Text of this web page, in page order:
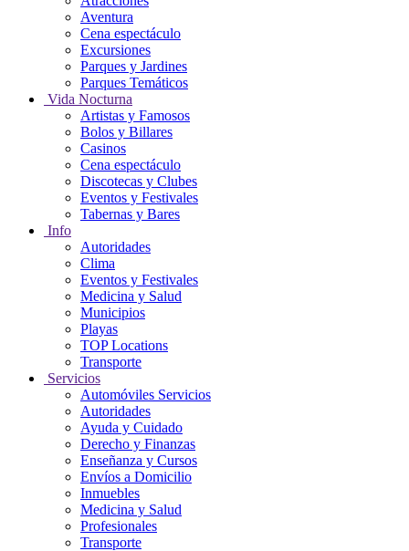
Aventura
Cena espectáculo
Excursiones
Parques y Jardines
Parques Temáticos
Vida Nocturna
Artistas y Famosos
Bolos y Billares
Casinos
Cena espectáculo
Discotecas y Clubes
Eventos y Festivales
Tabernas y Bares
Info
Autoridades
Clima
Eventos y Festivales
Medicina y Salud
Municipios
Playas
TOP Locations
Transporte
Servicios
Automóviles Servicios
Autoridades
Ayuda y Cuidado
Derecho y Finanzas
Enseñanza y Cursos
Envíos a Domicilio
Inmuebles
Medicina y Salud
Profesionales
Transporte